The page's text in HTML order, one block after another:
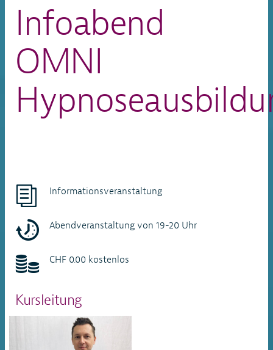
Infoabend
OMNI
Informationsveranstaltung
Abendveranstaltung von 19-20 Uhr
CHF 0.00 kostenlos
Kursleitung